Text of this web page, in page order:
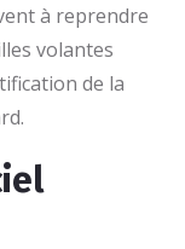
à reprendre
volantes
de la